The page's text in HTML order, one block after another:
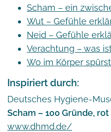
Scham – ein
Wut – Gefühle
Neid – Gefühle
Verachtung – was
Wo im Körper
Inspiriert durch:
Deutsches Hygiene-
Scham – 100 Gründe,
www.dhmd.de/